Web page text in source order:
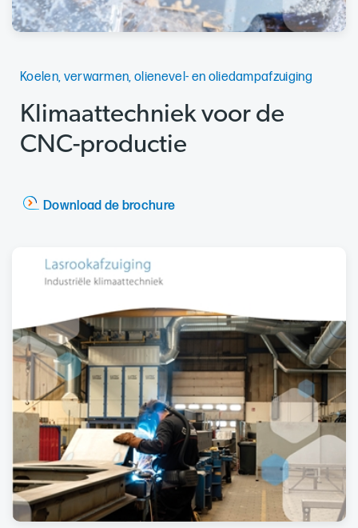
Koelen, verwarmen, olienevel- en oliedampafzuiging
Klimaattechniek voor de
CNC-productie
Download de brochure